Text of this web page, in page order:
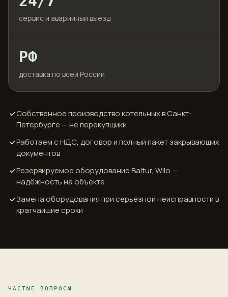
сервис и аварийный выезд
РФ
доставка по всей России
Собственное производство котельных в Санкт-
Петербурге — не перекупщики
Работаем с НДС, договор и полный пакет закрывающих
документов
Резервируемое оборудование Baltur, Wilo —
надёжность на объекте
Замена оборудования при серьёзной неисправности в
кратчайшие сроки
ЧАСТЫЕ ВОПРОСЫ